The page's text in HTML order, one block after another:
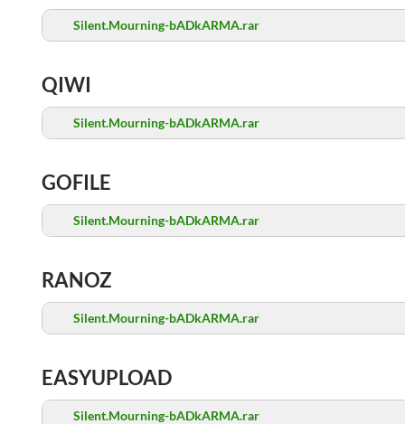
Silent.Mourning-bADkARMA.rar
QIWI
Silent.Mourning-bADkARMA.rar
GOFILE
Silent.Mourning-bADkARMA.rar
RANOZ
Silent.Mourning-bADkARMA.rar
EASYUPLOAD
Silent.Mourning-bADkARMA.rar